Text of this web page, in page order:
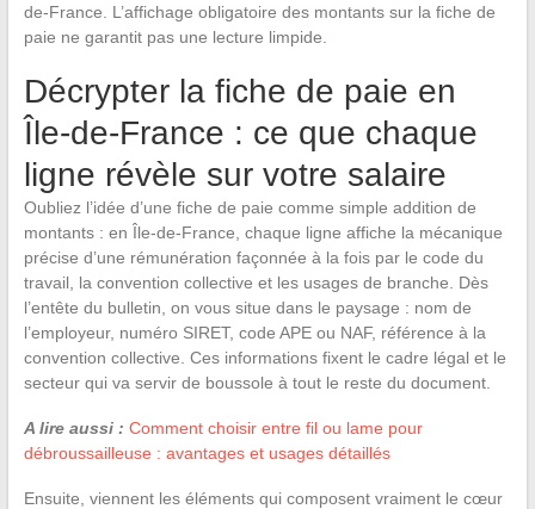
de-France. L’affichage obligatoire des montants sur la fiche de
paie ne garantit pas une lecture limpide.
Décrypter la fiche de paie en
Île-de-France : ce que chaque
ligne révèle sur votre salaire
Oubliez l’idée d’une fiche de paie comme simple addition de
montants : en Île-de-France, chaque ligne affiche la mécanique
précise d’une rémunération façonnée à la fois par le code du
travail, la convention collective et les usages de branche. Dès
l’entête du bulletin, on vous situe dans le paysage : nom de
l’employeur, numéro SIRET, code APE ou NAF, référence à la
convention collective. Ces informations fixent le cadre légal et le
secteur qui va servir de boussole à tout le reste du document.
A lire aussi : Comment choisir entre fil ou lame pour
débroussailleuse : avantages et usages détaillés
Ensuite, viennent les éléments qui composent vraiment le cœur